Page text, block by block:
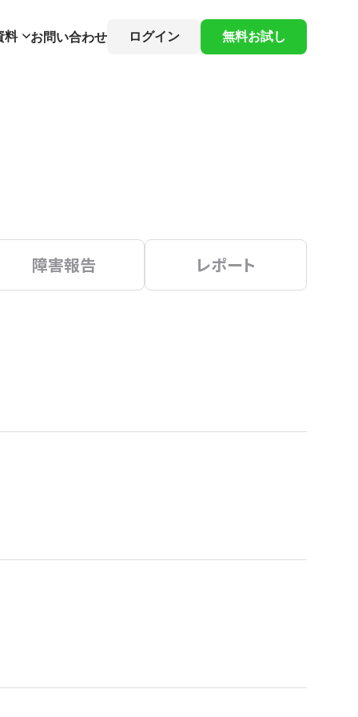
料 お問い合わせ ログイン 無料お試し
障害報告 レポート